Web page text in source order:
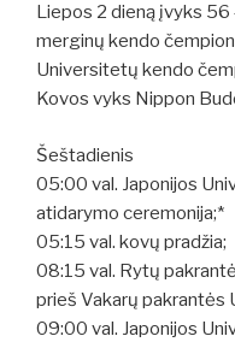
Liepos 2 dieną įvyks
merginų kendo
Universitetų kendo
Kovos vyks Nippon
Šeštadienis
05:00 val. Japonijos
atidarymo ceremonija;*
05:15 val. kovų pradžia;
08:15 val. Rytų
prieš Vakarų
09:00 val. Japonijos